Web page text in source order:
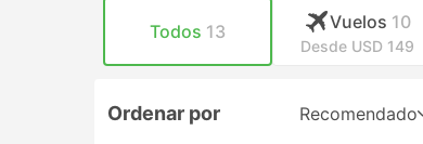
Todos 13 Vuelos 10
Desde USD 149
Ordenar por Recomendado